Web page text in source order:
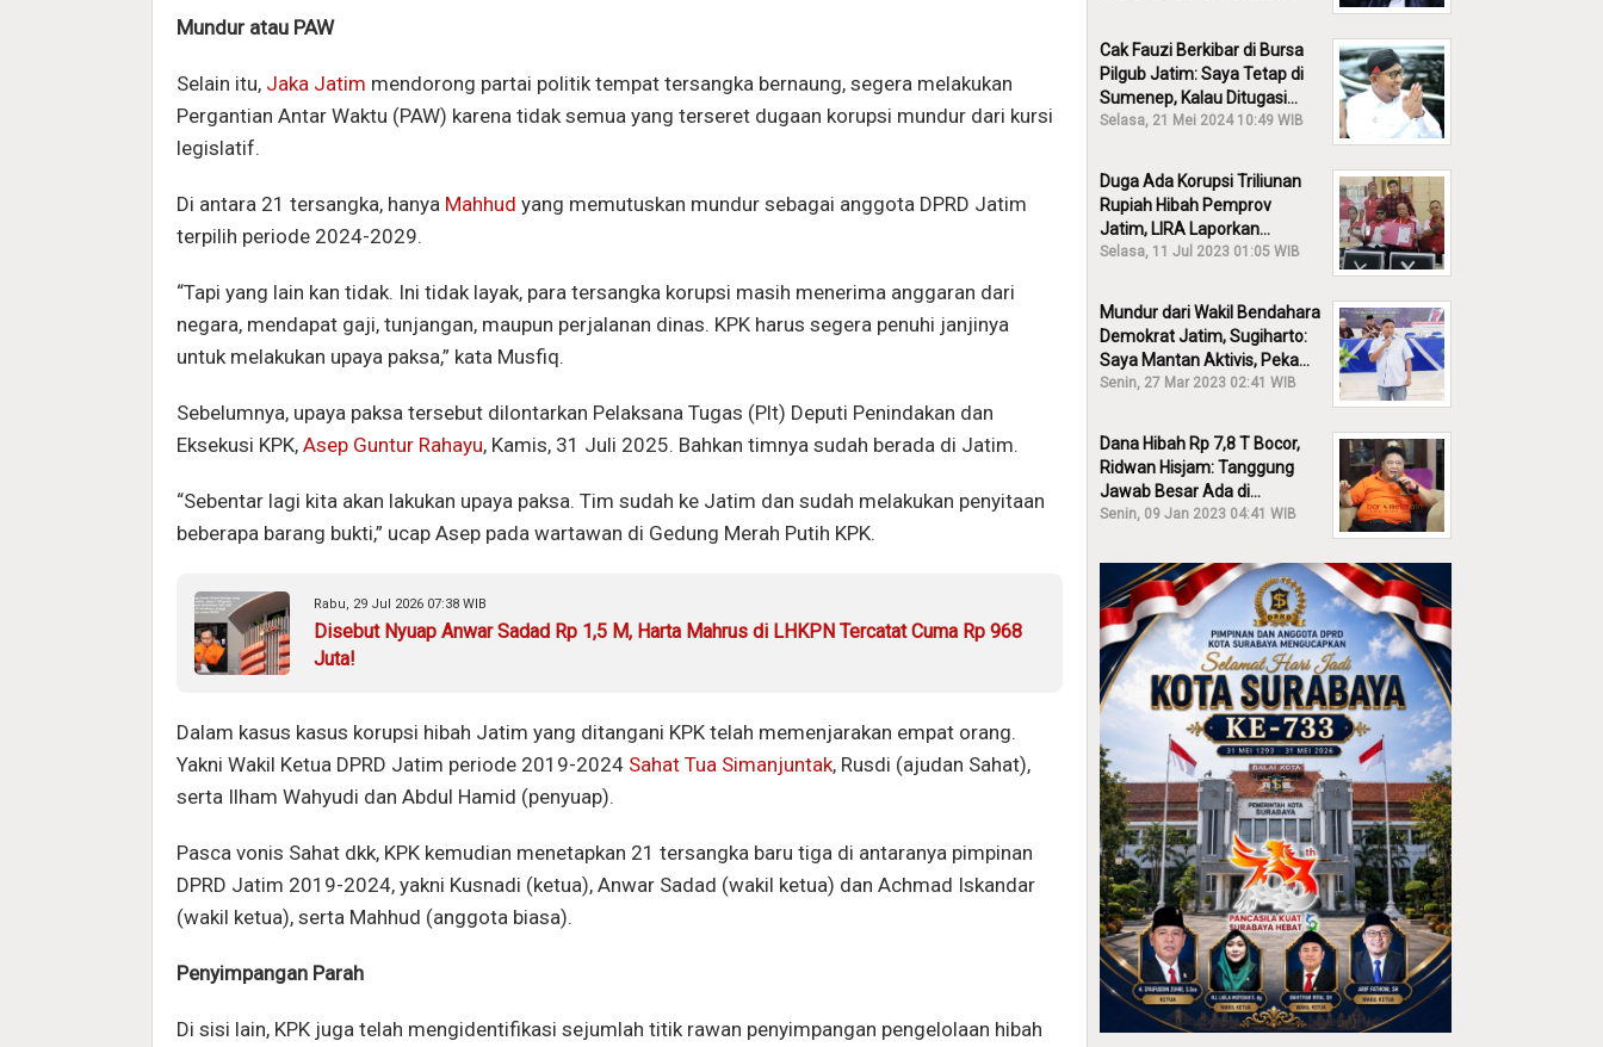
Mundur atau PAW
Selain itu, Jaka Jatim mendorong partai politik tempat tersangka bernaung, segera melakukan
Pergantian Antar Waktu (PAW) karena tidak semua yang terseret dugaan korupsi mundur dari kursi
legislatif.
Di antara 21 tersangka, hanya Mahhud yang memutuskan mundur sebagai anggota DPRD Jatim
terpilih periode 2024-2029.
“Tapi yang lain kan tidak. Ini tidak layak, para tersangka korupsi masih menerima anggaran dari
negara, mendapat gaji, tunjangan, maupun perjalanan dinas. KPK harus segera penuhi janjinya
untuk melakukan upaya paksa,” kata Musfiq.
Sebelumnya, upaya paksa tersebut dilontarkan Pelaksana Tugas (Plt) Deputi Penindakan dan
Eksekusi KPK, Asep Guntur Rahayu, Kamis, 31 Juli 2025. Bahkan timnya sudah berada di Jatim.
“Sebentar lagi kita akan lakukan upaya paksa. Tim sudah ke Jatim dan sudah melakukan penyitaan
beberapa barang bukti,” ucap Asep pada wartawan di Gedung Merah Putih KPK.
Rabu, 29 Jul 2026 07:38 WIB
Disebut Nyuap Anwar Sadad Rp 1,5 M, Harta Mahrus di LHKPN Tercatat Cuma Rp 968
Juta!
Dalam kasus kasus korupsi hibah Jatim yang ditangani KPK telah memenjarakan empat orang.
Yakni Wakil Ketua DPRD Jatim periode 2019-2024 Sahat Tua Simanjuntak, Rusdi (ajudan Sahat),
serta Ilham Wahyudi dan Abdul Hamid (penyuap).
Pasca vonis Sahat dkk, KPK kemudian menetapkan 21 tersangka baru tiga di antaranya pimpinan
DPRD Jatim 2019-2024, yakni Kusnadi (ketua), Anwar Sadad (wakil ketua) dan Achmad Iskandar
(wakil ketua), serta Mahhud (anggota biasa).
Penyimpangan Parah
Di sisi lain, KPK juga telah mengidentifikasi sejumlah titik rawan penyimpangan pengelolaan hibah
Cak Fauzi Berkibar di Bursa
Pilgub Jatim: Saya Tetap di
Sumenep, Kalau Ditugasi
Partai Lain Cerita!
Selasa, 21 Mei 2024 10:49 WIB
Duga Ada Korupsi Triliunan
Rupiah Hibah Pemprov
Jatim, LIRA Laporkan
Khofifah ke KPK: Dia Harus
Selasa, 11 Jul 2023 01:05 WIB
Mundur dari Wakil Bendahara
Demokrat Jatim, Sugiharto:
Saya Mantan Aktivis, Peka
Sekali Kalau Ada yang
Senin, 27 Mar 2023 02:41 WIB
Dana Hibah Rp 7,8 T Bocor,
Ridwan Hisjam: Tanggung
Jawab Besar Ada di
Pemprov, Bukan DPRD Jatim!
Senin, 09 Jan 2023 04:41 WIB